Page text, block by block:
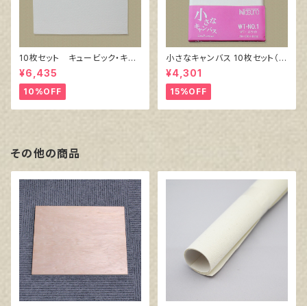
10枚セット キュービック・キャ
ンバス白（縦150㎜×横150㎜×
厚38㎜）
¥6,435
10%OFF
小さなキャンバス 10枚セット（ホ
ワイト塗りキャンバス張り）
¥4,301
15%OFF
その他の商品